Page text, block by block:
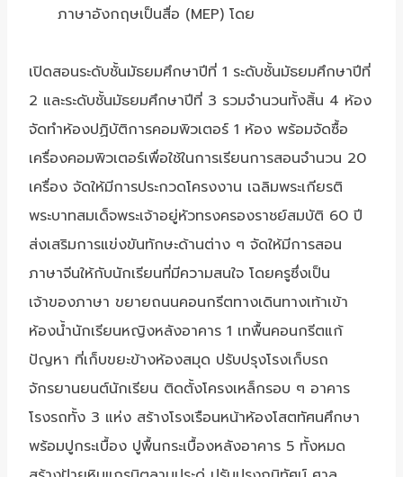
ภาษาอังกฤษเป็นสื่อ (MEP) โดย
เปิดสอนระดับชั้นมัธยมศึกษาปีที่ 1 ระดับชั้นมัธยมศึกษาปีที่
2 และระดับชั้นมัธยมศึกษาปีที่ 3 รวมจำนวนทั้งสิ้น 4 ห้อง
จัดทำห้องปฏิบัติการคอมพิวเตอร์ 1 ห้อง พร้อมจัดซื้อ
เครื่องคอมพิวเตอร์เพื่อใช้ในการเรียนการสอนจำนวน 20
เครื่อง จัดให้มีการประกวดโครงงาน เฉลิมพระเกียรติ
พระบาทสมเด็จพระเจ้าอยู่หัวทรงครองราชย์สมบัติ 60 ปี
ส่งเสริมการแข่งขันทักษะด้านต่าง ๆ จัดให้มีการสอน
ภาษาจีนให้กับนักเรียนที่มีความสนใจ โดยครูซึ่งเป็น
เจ้าของภาษา ขยายถนนคอนกรีตทางเดินทางเท้าเข้า
ห้องน้ำนักเรียนหญิงหลังอาคาร 1 เทพื้นคอนกรีตแก้
ปัญหา ที่เก็บขยะข้างห้องสมุด ปรับปรุงโรงเก็บรถ
จักรยานยนต์นักเรียน ติดตั้งโครงเหล็กรอบ ๆ อาคาร
โรงรถทั้ง 3 แห่ง สร้างโรงเรือนหน้าห้องโสตทัศนศึกษา
พร้อมปูกระเบื้อง ปูพื้นกระเบื้องหลังอาคาร 5 ทั้งหมด